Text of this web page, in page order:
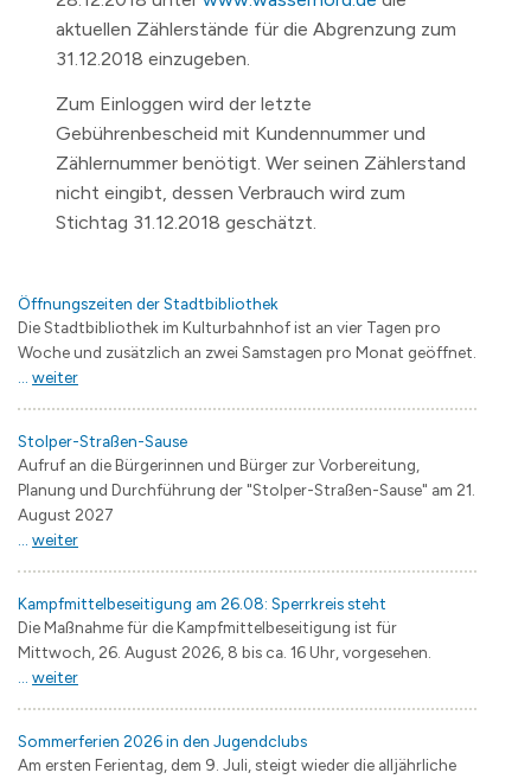
aktuellen Zählerstände für die Abgrenzung zum
31.12.2018 einzugeben.
Zum Einloggen wird der letzte
Gebührenbescheid mit Kundennummer und
Zählernummer benötigt. Wer seinen Zählerstand
nicht eingibt, dessen Verbrauch wird zum
Stichtag 31.12.2018 geschätzt.
Öffnungszeiten der Stadtbibliothek
Die Stadtbibliothek im Kulturbahnhof ist an vier Tagen pro
Woche und zusätzlich an zwei Samstagen pro Monat geöffnet.
weiter
Stolper-Straßen-Sause
Aufruf an die Bürgerinnen und Bürger zur Vorbereitung,
Planung und Durchführung der "Stolper-Straßen-Sause" am 21.
August 2027
weiter
Kampfmittelbeseitigung am 26.08: Sperrkreis steht
Die Maßnahme für die Kampfmittelbeseitigung ist für
Mittwoch, 26. August 2026, 8 bis ca. 16 Uhr, vorgesehen.
weiter
Sommerferien 2026 in den Jugendclubs
Am ersten Ferientag, dem 9. Juli, steigt wieder die alljährliche